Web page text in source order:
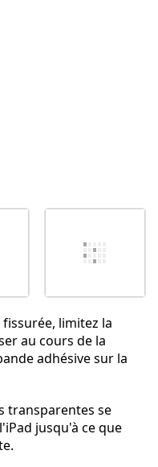
limitez la
au cours de la
adhésive sur la
transparentes se
jusqu'à ce que